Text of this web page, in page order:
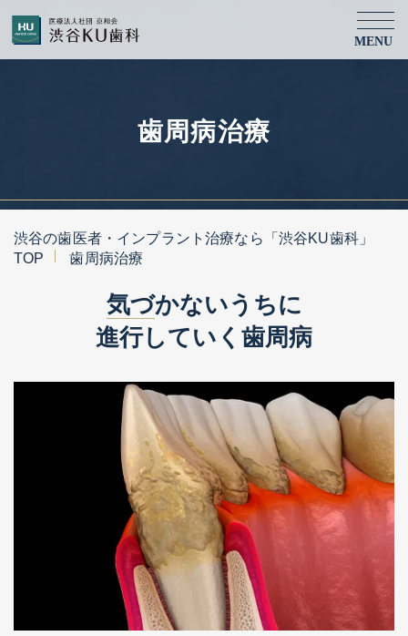
MENU
歯周病治療
渋谷の歯医者・インプラント治療なら「渋谷KU歯科」
TOP
歯周病治療
気づかないうちに
進行していく歯周病